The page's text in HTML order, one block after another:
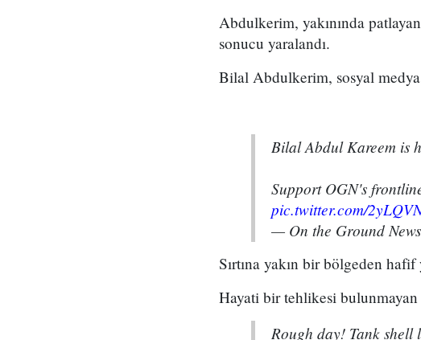
Abdulkerim, yakınında
sonucu yaralandı.
Bilal Abdulkerim, sosyal medya
Bilal Abdul Kareem is
Support OGN's
pic.twitter.com/
— On the Ground
Sırtına yakın bir bölgeden
Hayati bir tehlikesi
Rough day! Tank shell